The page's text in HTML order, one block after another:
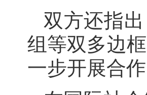
双方还指
组等双多边
一步开展合作